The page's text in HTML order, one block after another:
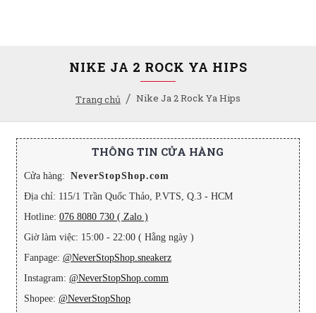
Trang chủ Nike Ja 2 Rock Ya Hips
NIKE JA 2 ROCK YA HIPS
THÔNG TIN CỬA HÀNG
Cửa hàng: NeverStopShop.com
Địa chỉ: 115/1 Trần Quốc Thảo, P.VTS, Q.3 - HCM
Hotline: 076 8080 730 ( Zalo )
Giờ làm việc: 15:00 - 22:00 ( Hằng ngày )
Fanpage: @NeverStopShop.sneakerz
Instagram: @NeverStopShop.comm
Shopee: @NeverStopShop